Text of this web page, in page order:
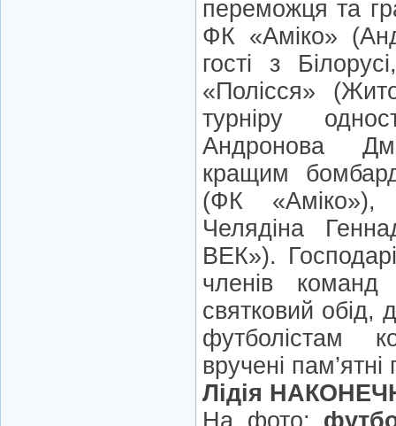
переможця та
ФК «Аміко»
гості з
«Полісся»
турніру
Андронова
кращим
(ФК
Челядіна
ВЕК»).
членів
святковий обід,
футболістам
вручені
Лідія